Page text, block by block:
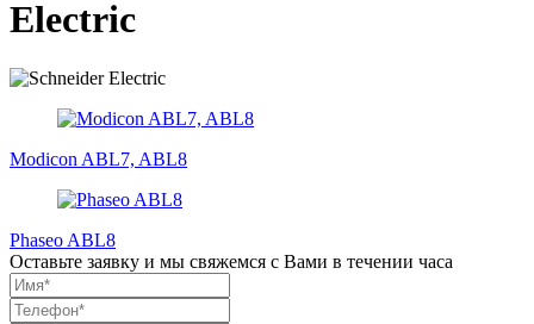
Electric
Modicon ABL7, ABL8
Phaseo ABL8
Оставьте заявку и мы свяжемся с Вами в течении часа